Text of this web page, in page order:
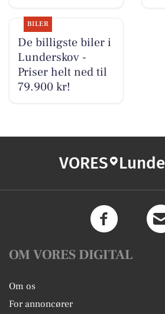
BILER
De billigste biler i
Lunderskov -
Priser helt ned til
79.900 kr!
VORES
OM VORES DIGITAL
Om os
For annoncører